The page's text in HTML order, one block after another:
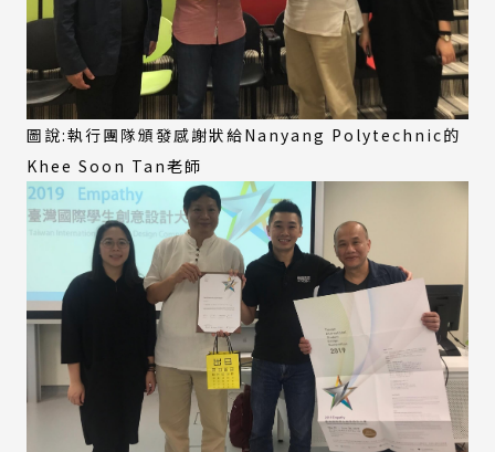
圖說:執行團隊頒發感謝狀給Nanyang Polytechnic的
Khee Soon Tan老師